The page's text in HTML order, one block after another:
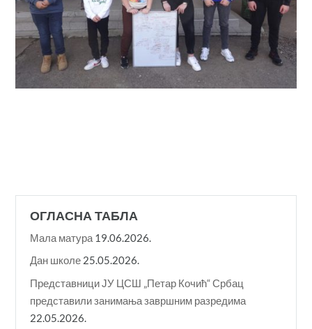
ОГЛАСНА ТАБЛА
Мала матура 19.06.2026.
Дан школе 25.05.2026.
Представници ЈУ ЦСШ „Петар Кочић“ Србац
представили занимања завршним разредима
22.05.2026.